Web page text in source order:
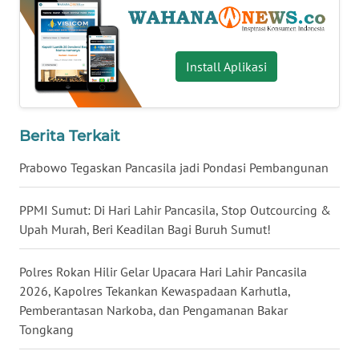
Install Aplikasi
Berita Terkait
Prabowo Tegaskan Pancasila jadi Pondasi Pembangunan
PPMI Sumut: Di Hari Lahir Pancasila, Stop Outcourcing &
Upah Murah, Beri Keadilan Bagi Buruh Sumut!
Polres Rokan Hilir Gelar Upacara Hari Lahir Pancasila
2026, Kapolres Tekankan Kewaspadaan Karhutla,
Pemberantasan Narkoba, dan Pengamanan Bakar
Tongkang
WN
BABEL
WN
SUMBAR
WN
BENGKULU
LAMPUNG
WN
JATENG